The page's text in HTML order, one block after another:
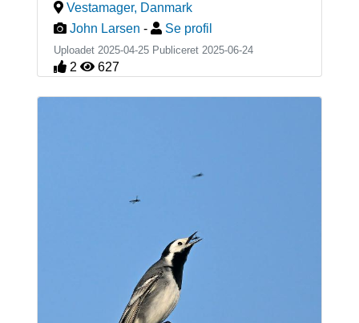
Vestamager, Danmark
John Larsen - Se profil
Uploadet 2025-04-25 Publiceret 2025-06-24
2 627